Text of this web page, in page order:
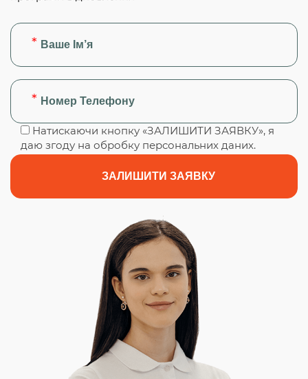
Натискаючи кнопку «ЗАЛИШИТИ ЗАЯВКУ», я
даю згоду на обробку персональних даних.